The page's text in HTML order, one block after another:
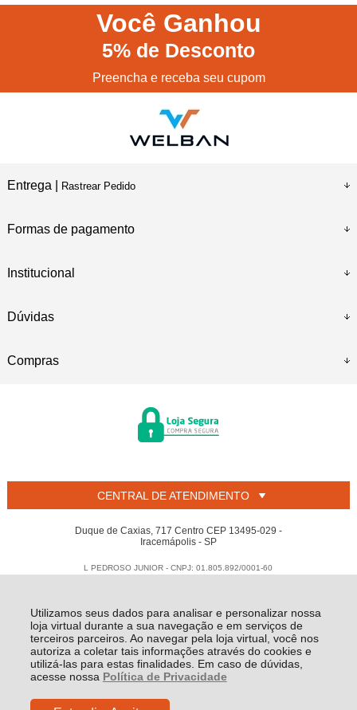
Utilizamos seus dados para analisar e personalizar nossa
loja virtual durante a sua navegação e em serviços de
terceiros parceiros. Ao navegar pela loja virtual, você nos
autoriza a coletar tais informações através do cookies e
utilizá-las para estas finalidades. Em caso de dúvidas,
acesse nossa Política de Privacidade
Você Ganhou
5% de Desconto
Preencha e receba seu cupom
Entrega | Rastrear Pedido
Formas de pagamento
Institucional
Dúvidas
Compras
CENTRAL DE ATENDIMENTO
Duque de Caxias, 717 Centro CEP 13495-029 -
Iracemápolis - SP
L PEDROSO JUNIOR - CNPJ: 01.805.892/0001-60